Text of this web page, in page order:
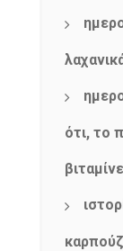
ότι, το